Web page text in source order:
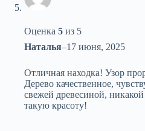
Оценка 5 из 5
Наталья–17 июня, 2025
Отличная находка! Узор
Дерево качественное,
свежей древесиной,
такую красоту!